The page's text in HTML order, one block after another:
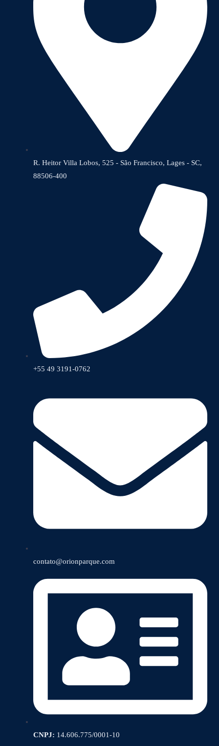
R. Heitor Villa Lobos, 525 - São Francisco, Lages - SC,
88506-400
+55 49 3191-0762
contato@orionparque.com
CNPJ: 14.606.775/0001-10